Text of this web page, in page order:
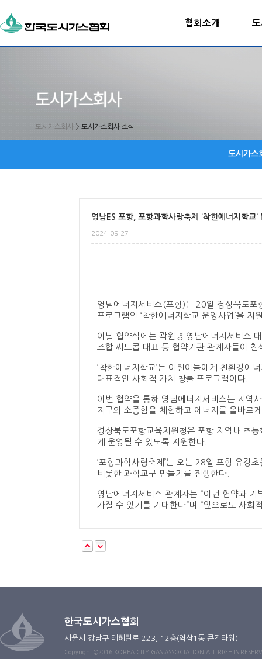
협회소개
도시가스회사 > 도시가스회사 소식
도시가스
영남ES 포항, 포항과학사랑축제 ‘착한에너지학교
2024-09-27
영남에너지서비스(포항)는 20일 경상북도포
프로그램인 ‘착한에너지학교 운영사업’을
이날 협약식에는 곽원병 영남에너지서비스
조합 씨드콥 대표 등 협약기관 관계자들이 참
‘착한에너지학교’는 어린이들에게 친환경에
대표적인 사회적 가치 창출 프로그램이다.
이번 협약을 통해 영남에너지서비스는 지역
지구의 소중함을 체험하고 에너지를 올바르
경상북도포항교육지원청은 포항 지역내 초
게 운영될 수 있도록 지원한다.
‘포항과학사랑축제’는 오는 28일 포항 유강
비롯한 과학교구 만들기를 진행한다.
영남에너지서비스 관계자는 “이번 협약과
가질 수 있기를 기대한다”며 “앞으로도 사회
한국도시가스협회
서울시 강남구 테헤란로 223, 12층(역삼1동 큰길타워)
Copyright ©2016 KOREA CITY GAS ASSOCIATION ALL RIGHTS